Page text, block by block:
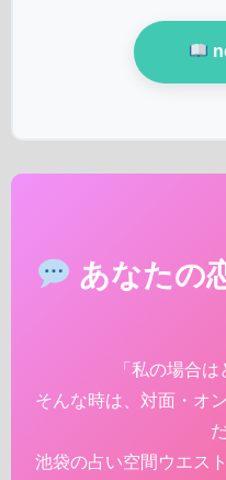
あなたの
「私の場合
そんな時は、対面・オ
池袋の占い空間ウエス